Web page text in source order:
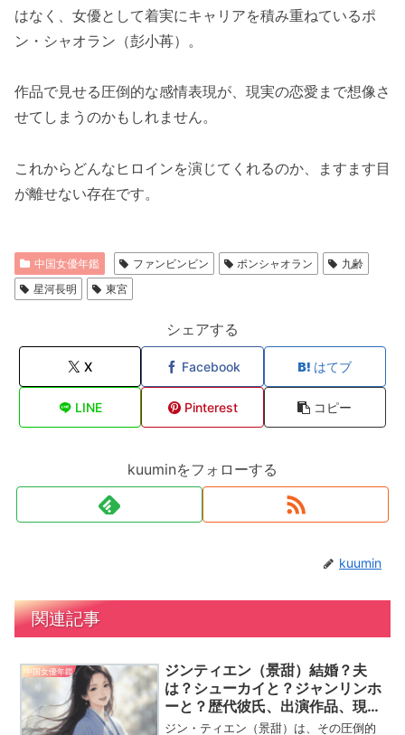
はなく、女優として着実にキャリアを積み重ねているポ
ン・シャオラン （彭小苒） 。
作品で見せる圧倒的な感情表現が、現実の恋愛まで想像さ
せてしまうのかもしれません。
これからどんなヒロインを演じてくれるのか、ますます目
が離せない存在です。
中国女優年鑑 ファンビンビン ポンシャオラン
九齢
星河長明
東宮
シェアする
X Facebook はてブ
LINE Pinterest コピー
kuuminをフォローする
kuumin
関連記事
中国女優年鑑
ジンティエン（景甜）結婚？夫
は？シューカイと？ジャンリンホ
ーと？歴代彼氏、出演作品、現在
をご紹介！
ジン・ティエン（景甜）は、その圧倒的